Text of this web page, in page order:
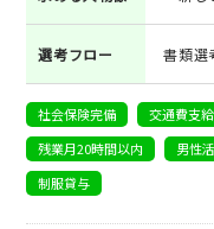
選考フロー 書類選
社会保険完備 交通費支給
残業月20時間以内
男性
制服貸与